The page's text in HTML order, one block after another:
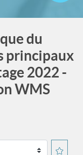
du
principaux
2022 -
WMS